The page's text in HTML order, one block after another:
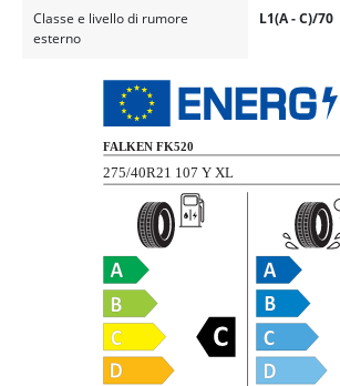
Classe e livello di rumore
esterno
L1(A - C)/70